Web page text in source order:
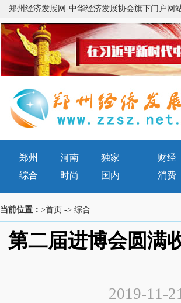
郑州经济发展网-中华经济发展协会旗下门户网
郑州 河南
独家
综合
时尚 国内
财经
消费
当前位置： >首页 -> 综合
第二届进博会圆满
2019-11-